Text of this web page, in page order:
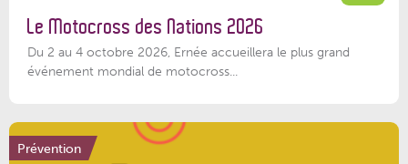
Le Motocross des Nations 2026
Du 2 au 4 octobre 2026, Ernée accueillera le plus grand
événement mondial de motocross...
Prévention